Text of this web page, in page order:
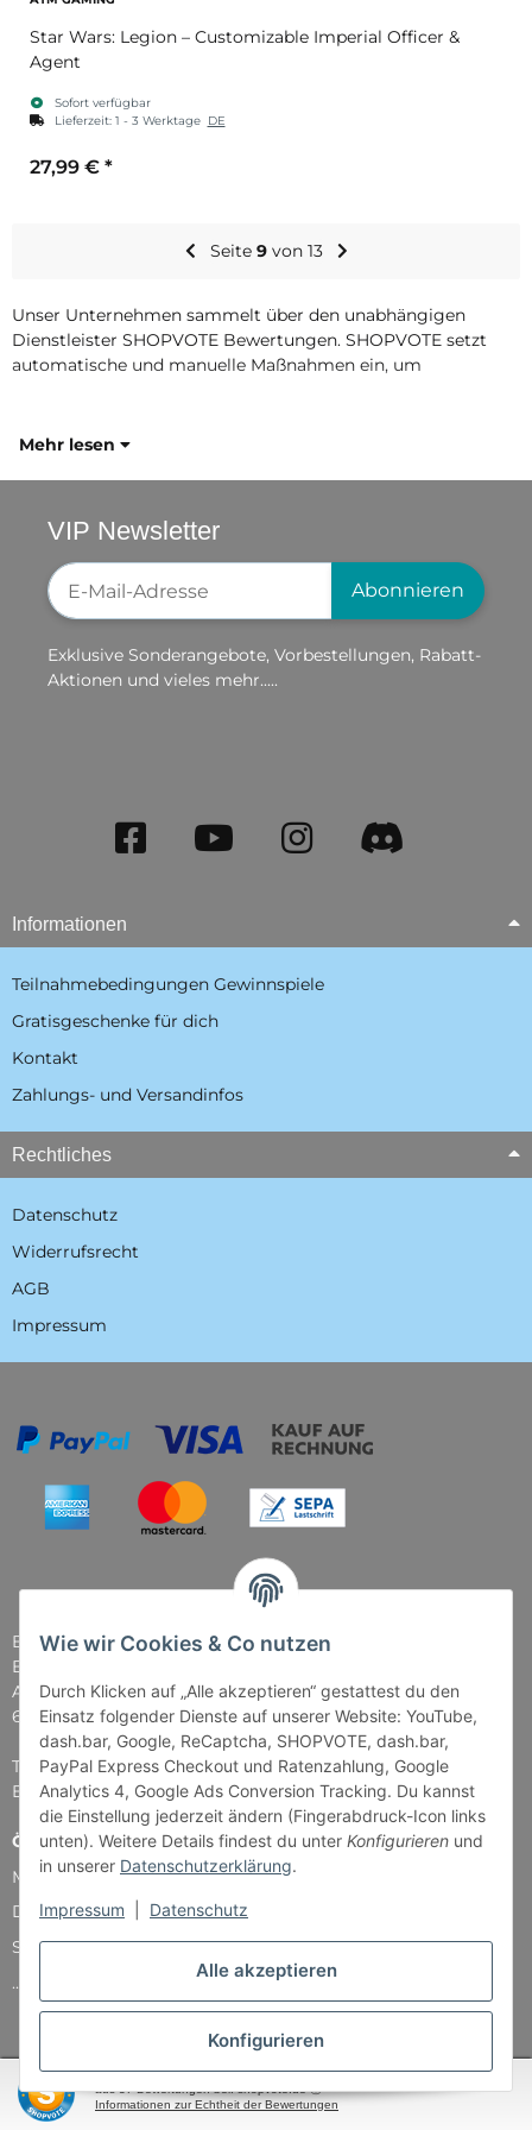
Alle akzeptieren
Konfigurieren
Wie wir Cookies & Co nutzen
Durch Klicken auf „Alle akzeptieren“ gestattest du den
Einsatz folgender Dienste auf unserer Website: YouTube,
dash.bar, Google, ReCaptcha, SHOPVOTE, dash.bar,
PayPal Express Checkout und Ratenzahlung, Google
Analytics 4, Google Ads Conversion Tracking. Du kannst
die Einstellung jederzeit ändern (Fingerabdruck-Icon links
unten). Weitere Details findest du unter Konfigurieren und
in unserer Datenschutzerklärung.
Impressum Datenschutz
Star Wars: Legion – Customizable Imperial Officer &
Agent
Sofort verfügbar
Lieferzeit: 1 - 3 Werktage DE
27,99 € *
Seite 9von 13
Unser Unternehmen sammelt über den unabhängigen
Dienstleister SHOPVOTE Bewertungen. SHOPVOTE setzt
automatische und manuelle Maßnahmen ein, um
Mehr lesen
VIP Newsletter
Newsletter-Registrierung
Abonnieren
Exklusive Sonderangebote, Vorbestellungen, Rabatt-
Aktionen und vieles mehr.....
Informationen
Teilnahmebedingungen Gewinnspiele
Gratisgeschenke für dich
Kontakt
Zahlungs- und Versandinfos
Rechtliches
Datenschutz
Widerrufsrecht
AGB
Impressum
Brettspiel-Paradies
Bender & Lipkowski GbR
Am Straßbach 5
61169 Friedberg
Tel: 06031 - 7907979
E-Mail: info@Brettspiel-Paradies.de
Öffnungszeiten
Montag & Mittwoch nur Versand
Dienstag, Donnerstag und Freitag: 11:00 - 18:30 Uhr
Samstag: 11:00 - 14:00 Uhr
...und natürlich während unserer Events
SEHR GUT (4.87 / 5)
aus37Bewertungen bei: shopvote.de ⓘ
Informationen zur Echtheit der Bewertungen